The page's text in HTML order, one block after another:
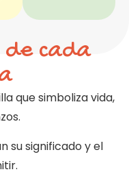
cada
que simboliza vida,
su significado y el